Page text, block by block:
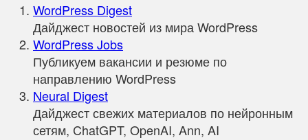
WordPress Digest
Дайджест новостей из мира WordPress
WordPress Jobs
Публикуем вакансии и резюме по
направлению WordPress
Neural Digest
Дайджест свежих материалов по нейронным
сетям, ChatGPT, OpenAI, Ann, AI